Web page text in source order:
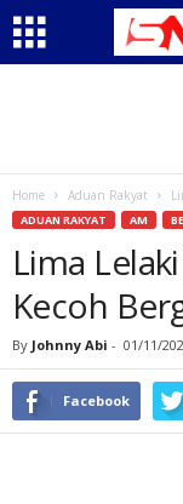
Home Aduan Rakyat
ADUAN RAKYAT AM
Lima
Kecoh
By Johnny Abi - 01/11/
Facebook